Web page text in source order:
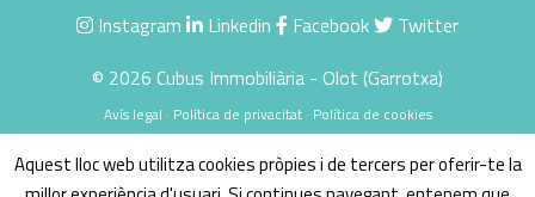
Instagram Linkedin Facebook
Twitter
© 2026 Cubus Immobiliària - Olot (Garrotxa)
Avís legal · Política de privacitat· Política de cookies
Encuentra tu inmueble
Propietarios
Saber el precio de tu inmueble
Aquest lloc web utilitza cookies pròpies i de tercers per oferir-te la